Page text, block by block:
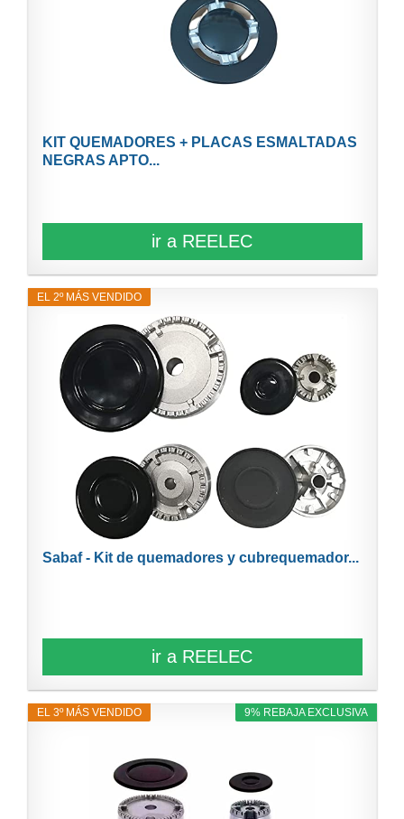
KIT QUEMADORES + PLACAS ESMALTADAS
NEGRAS APTO...
ir a REELEC
EL 2º MÁS VENDIDO
Sabaf - Kit de quemadores y cubrequemador...
ir a REELEC
9% REBAJA EXCLUSIVA
EL 3º MÁS VENDIDO